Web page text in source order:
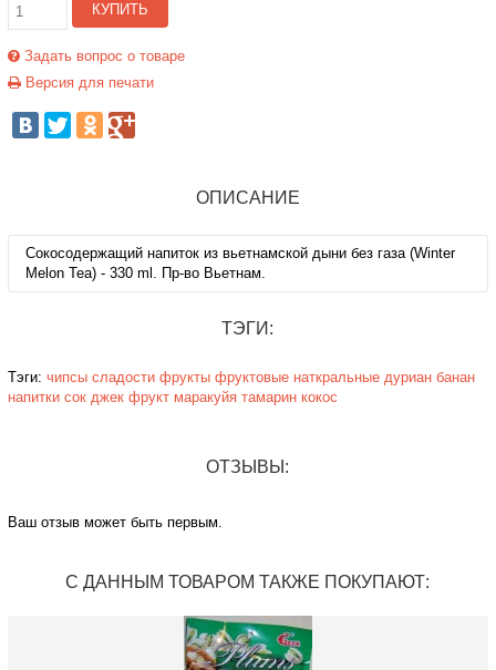
КУПИТЬ
Задать вопрос о товаре
Версия для печати
ОПИСАНИЕ
Сокосодержащий напиток из вьетнамской дыни без газа (Winter
Melon Tea) - 330 ml. Пр-во Вьетнам.
ТЭГИ:
Тэги: чипсы сладости фрукты фруктовые наткральные дуриан банан
напитки сок джек фрукт маракуйя тамарин кокос
ОТЗЫВЫ:
Ваш отзыв может быть первым.
С ДАННЫМ ТОВАРОМ ТАКЖЕ ПОКУПАЮТ: